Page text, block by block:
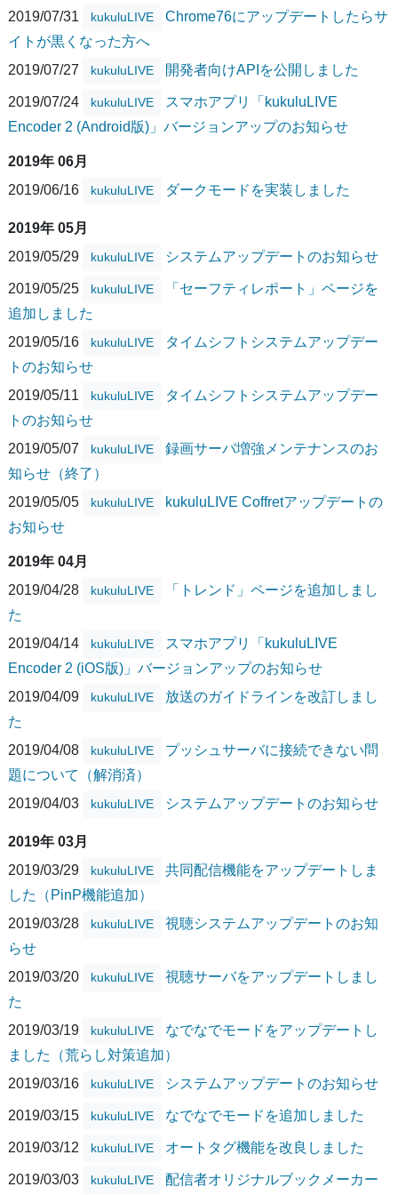
2019/07/31
kukuluLIVE
Chrome76にアップデートしたらサ
イトが黒くなった方へ
2019/07/27
kukuluLIVE 開発者向けAPIを公開しました
2019/07/24 kukuluLIVE
スマホアプリ「kukuluLIVE
Encoder 2 (Android版)」バージョンアップのお知らせ
2019年 06月
2019/06/16
kukuluLIVE ダークモードを実装しました
2019年 05月
2019/05/29
kukuluLIVE システムアップデートのお知らせ
2019/05/25 kukuluLIVE
「セーフティレポート」ページを
追加しました
2019/05/16
kukuluLIVE
タイムシフトシステムアップデー
トのお知らせ
2019/05/11
kukuluLIVE
タイムシフトシステムアップデー
トのお知らせ
2019/05/07
kukuluLIVE
録画サーバ増強メンテナンスのお
知らせ（終了）
2019/05/05
kukuluLIVE
kukuluLIVE Coffretアップデートの
お知らせ
2019年 04月
2019/04/28
kukuluLIVE
「トレンド」ページを追加しまし
た
2019/04/14
kukuluLIVE
スマホアプリ「kukuluLIVE
Encoder 2 (iOS版)」バージョンアップのお知らせ
2019/04/09
kukuluLIVE
放送のガイドラインを改訂しまし
た
2019/04/08
kukuluLIVE
プッシュサーバに接続できない問
題について（解消済）
2019/04/03
kukuluLIVE システムアップデートのお知らせ
2019年 03月
2019/03/29
kukuluLIVE
共同配信機能をアップデートしま
した（PinP機能追加）
2019/03/28
kukuluLIVE
視聴システムアップデートのお知
らせ
2019/03/20
kukuluLIVE
視聴サーバをアップデートしまし
た
2019/03/19
kukuluLIVE
なでなでモードをアップデートし
ました（荒らし対策追加）
2019/03/16
kukuluLIVE システムアップデートのお知らせ
2019/03/15 kukuluLIVE なでなでモードを追加しました
2019/03/12 kukuluLIVE オートタグ機能を改良しました
2019/03/03 kukuluLIVE
配信者オリジナルブックメーカー